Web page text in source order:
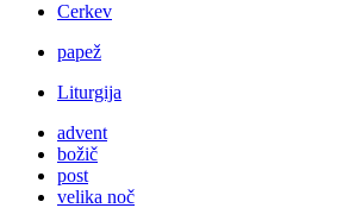
Cerkev
papež
Liturgija
advent
božič
post
velika noč